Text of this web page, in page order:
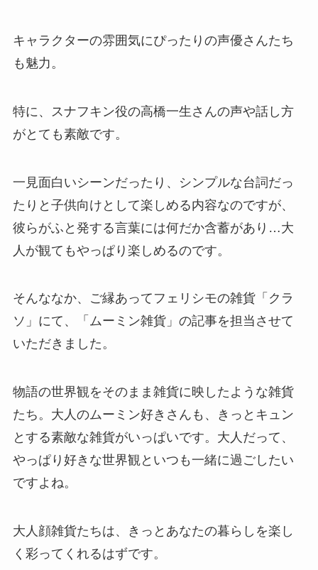
キャラクターの雰囲気にぴったりの声優さんたち
も魅力。
特に、スナフキン役の高橋一生さんの声や話し方
がとても素敵です。
一見面白いシーンだったり、シンプルな台詞だっ
たりと子供向けとして楽しめる内容なのですが、
彼らがふと発する言葉には何だか含蓄があり…大
人が観てもやっぱり楽しめるのです。
そんななか、ご縁あってフェリシモの雑貨「クラ
ソ」にて、「ムーミン雑貨」の記事を担当させて
いただきました。
物語の世界観をそのまま雑貨に映したような雑貨
たち。大人のムーミン好きさんも、きっとキュン
とする素敵な雑貨がいっぱいです。大人だって、
やっぱり好きな世界観といつも一緒に過ごしたい
ですよね。
大人顔雑貨たちは、きっとあなたの暮らしを楽し
く彩ってくれるはずです。